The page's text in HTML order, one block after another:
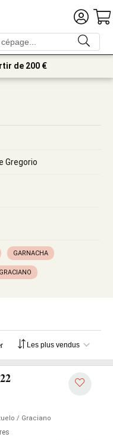
de 200 €
Gregorio
GARNACHA
GRACIANO
/ Graciano